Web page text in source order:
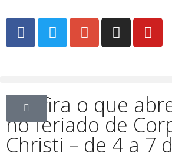
Confira o que
no feriado de
Christi – de 4 a 7